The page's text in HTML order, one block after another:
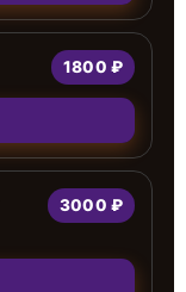
1800 ₽
3000 ₽